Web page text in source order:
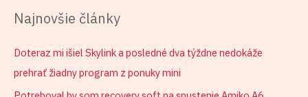
Najnovšie články
Doteraz mi išiel Skylink a posledné dva týždne nedokáže
prehrať žiadny program z ponuky mini